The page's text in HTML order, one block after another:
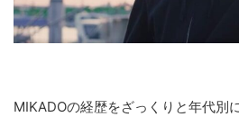
MIKADOの経歴をざっくりと年代別